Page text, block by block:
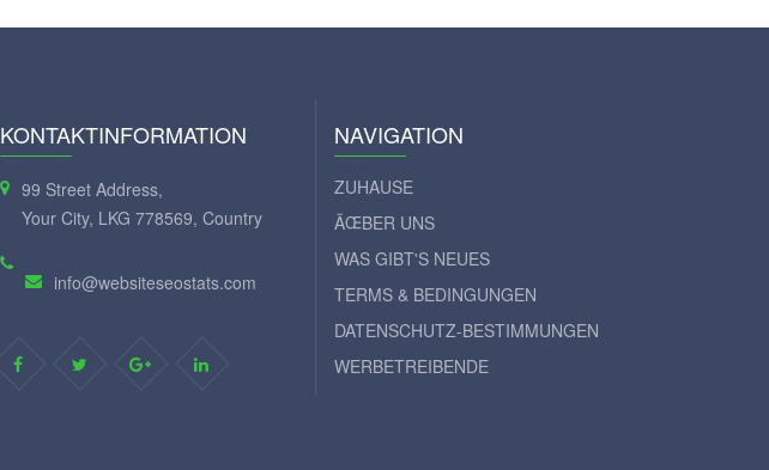
KONTAKTINFORMATION
99 Street Address,
Your City, LKG 778569, Country
info@websiteseostats.com
NAVIGATION
ZUHAUSE
ÃŒBER UNS
WAS GIBT'S NEUES
TERMS & BEDINGUNGEN
DATENSCHUTZ-BESTIMMUNGEN
WERBETREIBENDE